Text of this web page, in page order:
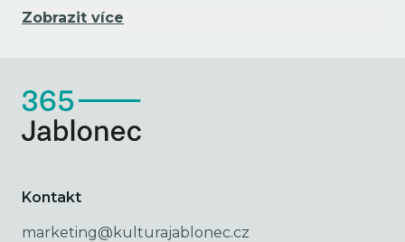
Zobrazit více
Kontakt
marketing@kulturajablonec.cz